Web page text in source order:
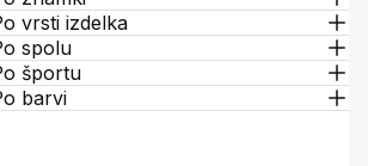
vrsti izdelka
spolu
športu
barvi